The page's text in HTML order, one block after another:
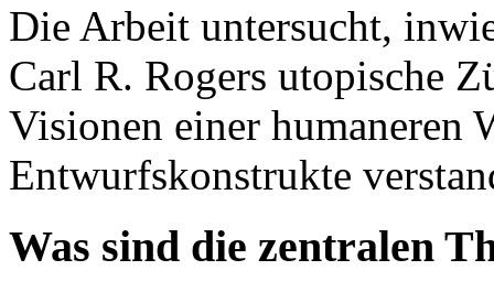
Die Arbeit untersucht,
Carl R. Rogers utopische
Visionen einer humaneren
Entwurfskonstrukte
Was sind die zentralen